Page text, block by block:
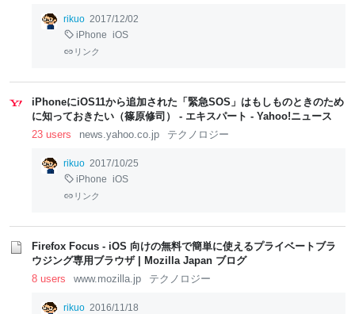
rikuo 2017/12/02
iPhone iOS
リンク
iPhoneにiOS11から追加された「緊急SOS」はもしものときのため
に知っておきたい（篠原修司） - エキスパート - Yahoo!ニュース
23 users
news.yahoo.co.jp テクノロジー
rikuo 2017/10/25
iPhone iOS
リンク
Firefox Focus - iOS 向けの無料で簡単に使えるプライベートブラ
ウジング専用ブラウザ | Mozilla Japan ブログ
8 users
www.mozilla.jp テクノロジー
rikuo 2016/11/18